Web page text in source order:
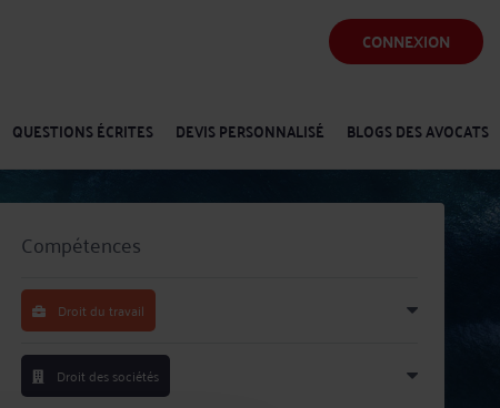
CONNEXION
QUESTIONS ÉCRITES DEVIS PERSONNALISÉ BLOGS DES AVOCATS
Compétences
Droit du travail
Droit des sociétés